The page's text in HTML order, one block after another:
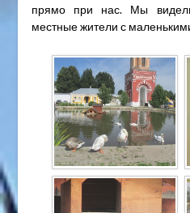
прямо при нас. Мы
местные жители с